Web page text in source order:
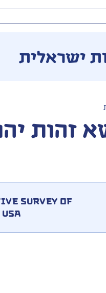
ישראלית
זהות
Survey of